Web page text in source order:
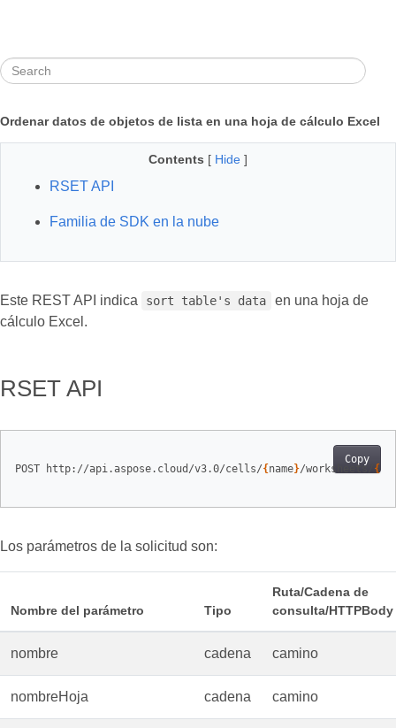
Ordenar datos de objetos de lista en una hoja de cálculo Excel
Contents [ Hide ]
RSET API
Familia de SDK en la nube
Este REST API indica sort table's data
en una hoja de
cálculo Excel.
RSET API
Copy
POST http://api.aspose.cloud/v3.0/cells/{ name}/worksheets/ {
Los parámetros de la solicitud son:
Nombre del parámetro Tipo
Ruta/Cadena de
consulta/HTTPBody
nombre cadena camino
nombreHoja cadena camino